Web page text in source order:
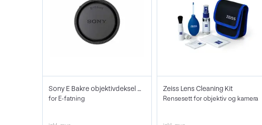
Sony E Bakre objektivdeksel ALC-R1EM
for E-fatning
Zeiss Lens Cleaning Kit
Rensesett for objektiv og kamera